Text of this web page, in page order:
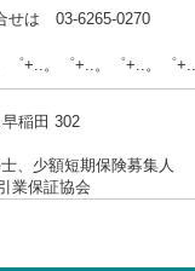
6265-0270
゜+..。゜+..。゜+..
稲田 302
、少額短期保険募集人
業保証協会